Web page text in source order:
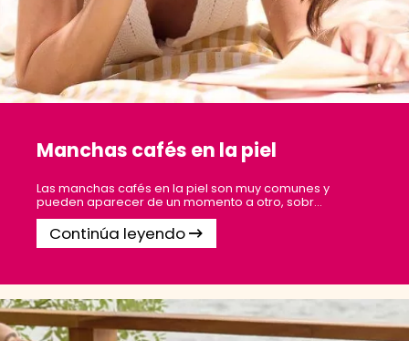
Manchas cafés en la piel
Las manchas cafés en la piel son muy comunes y
pueden aparecer de un momento a otro, sobr...
Continúa leyendo